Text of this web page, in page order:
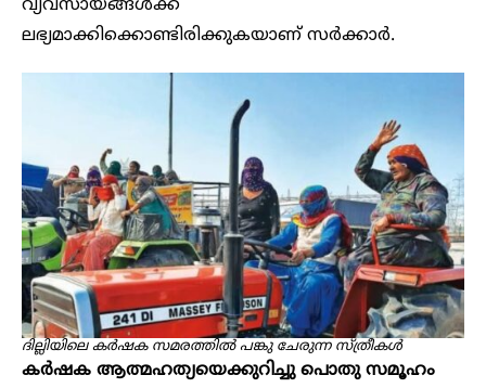
വ്യവസായങ്ങൾക്ക്
ലഭ്യമാക്കിക്കൊണ്ടിരിക്കുകയാണ് സർക്കാർ.
ദില്ലിയിലെ കർഷക സമരത്തിൽ പങ്കു ചേരുന്ന സ്ത്രീകൾ
കർഷക ആത്മഹത്യയെക്കുറിച്ചു പൊതു സമൂഹം